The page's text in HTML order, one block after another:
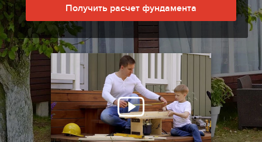
Получить расчет фундамента